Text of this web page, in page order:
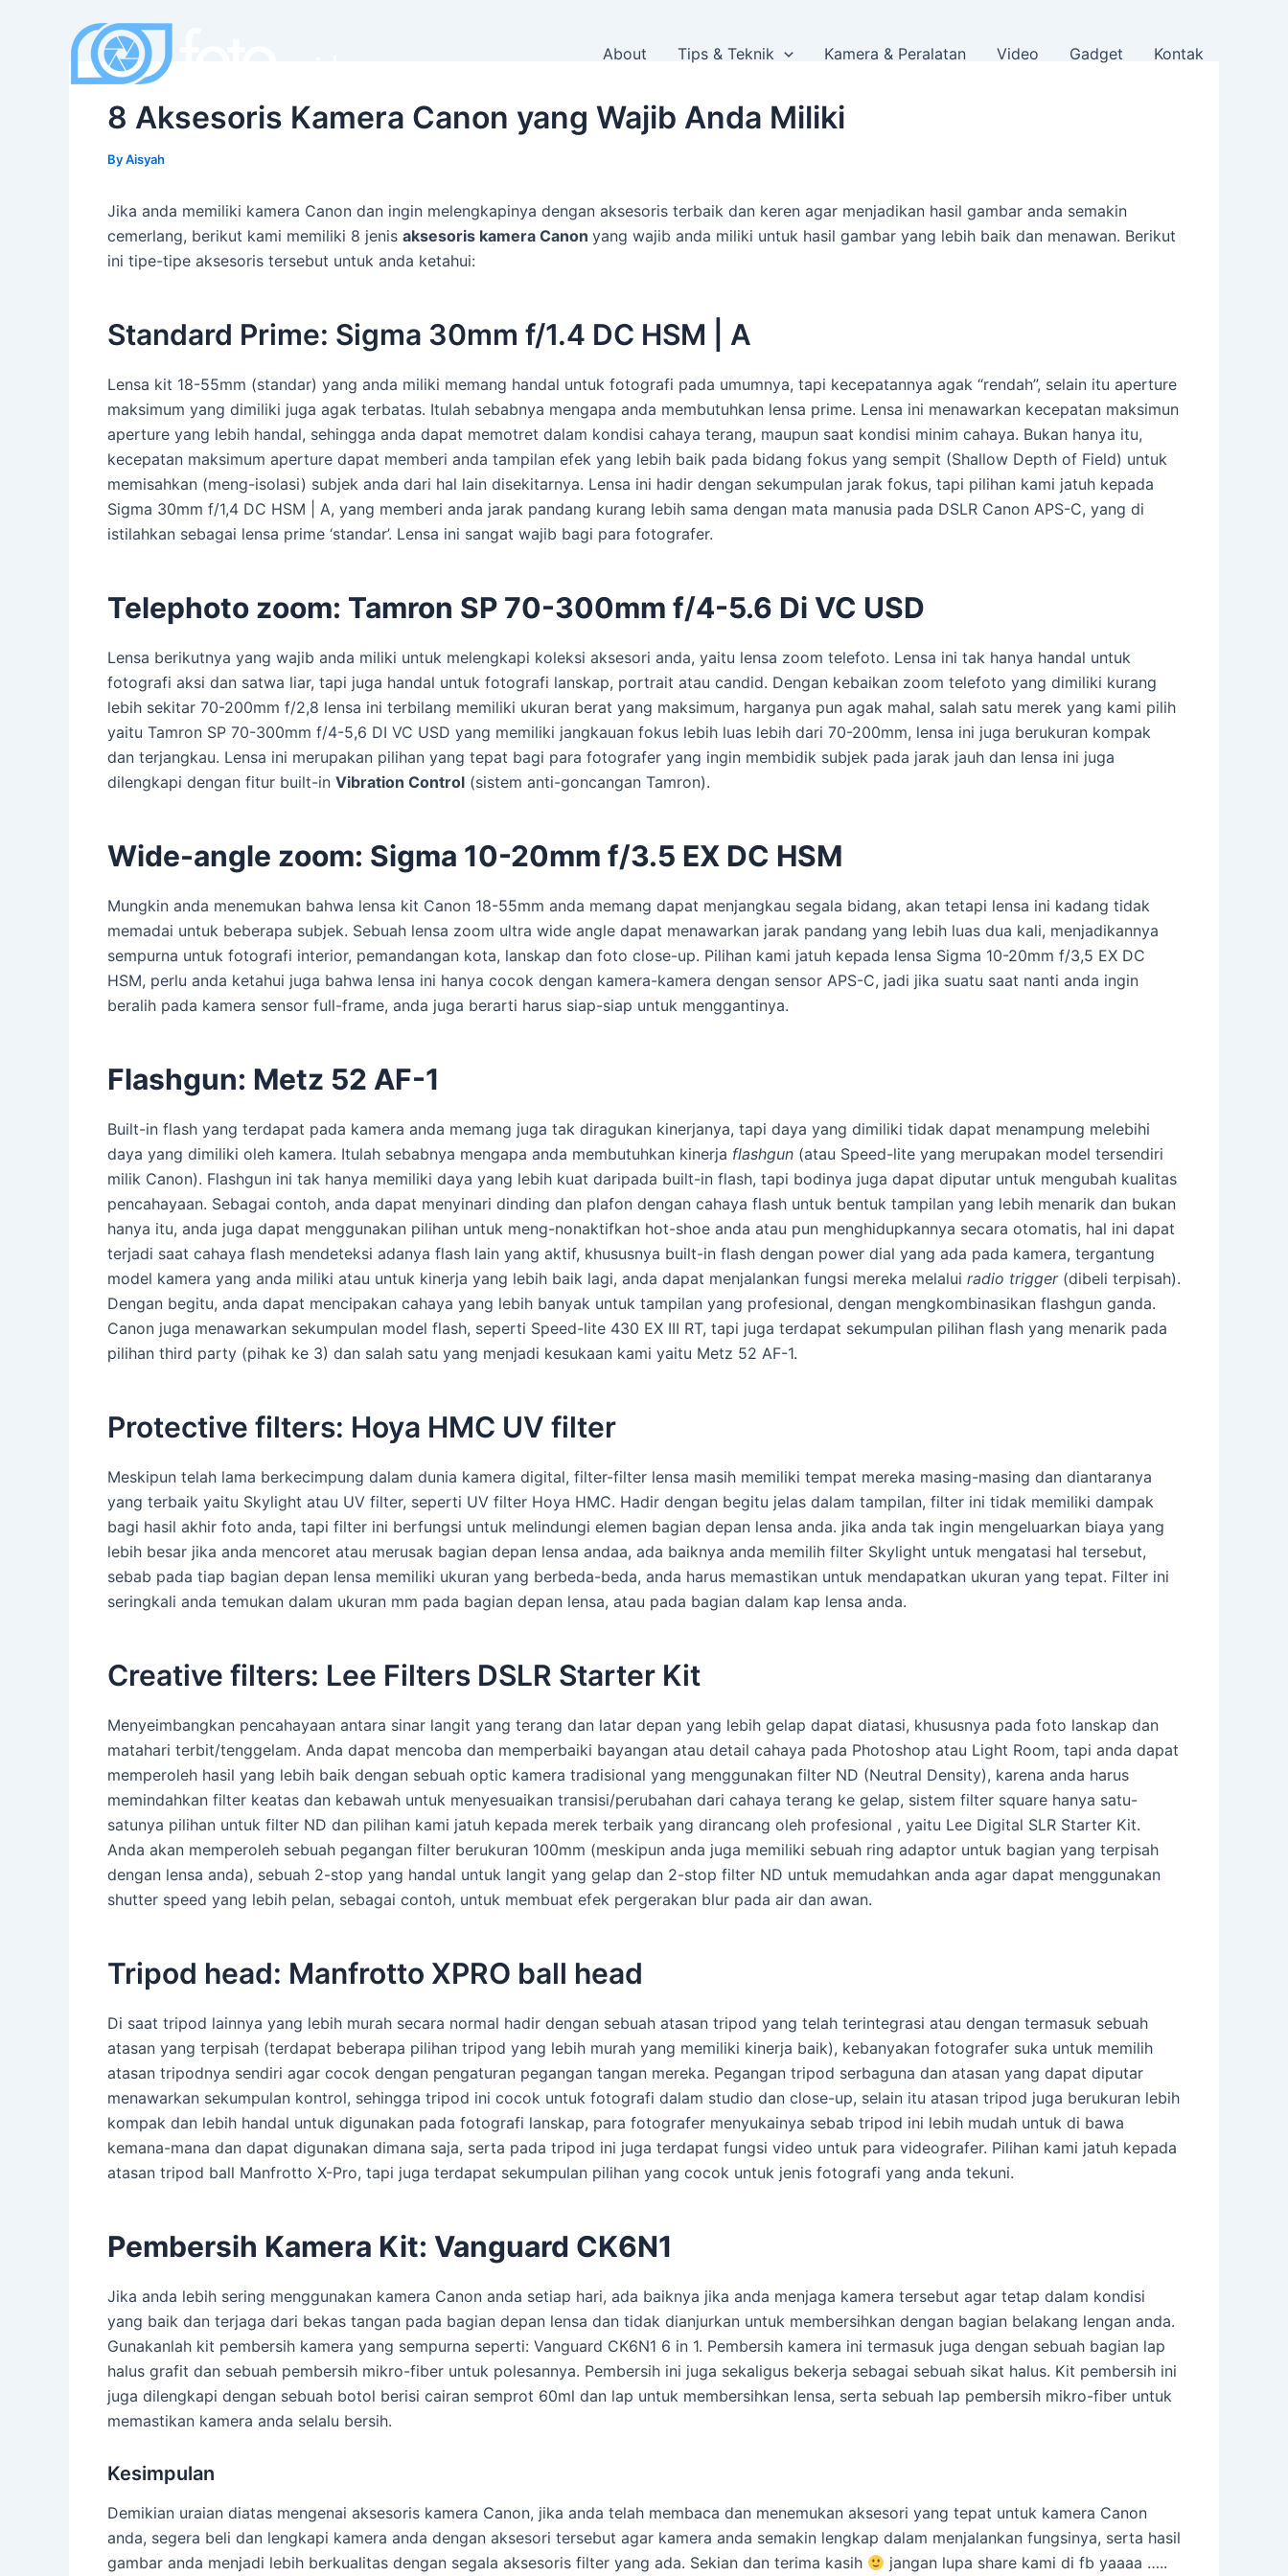
About Tips & Teknik Kamera & Peralatan Video Gadget Kontak
8 Aksesoris Kamera Canon yang Wajib Anda Miliki
ByAisyah
Jika anda memiliki kamera Canon dan ingin melengkapinya dengan aksesoris terbaik dan keren agar menjadikan hasil gambar anda semakin
cemerlang, berikut kami memiliki 8 jenis aksesoris kamera Canon yang wajib anda miliki untuk hasil gambar yang lebih baik dan menawan. Berikut
ini tipe-tipe aksesoris tersebut untuk anda ketahui:
Standard Prime: Sigma 30mm f/1.4 DC HSM | A
Lensa kit 18-55mm (standar) yang anda miliki memang handal untuk fotografi pada umumnya, tapi kecepatannya agak “rendah”, selain itu aperture
maksimum yang dimiliki juga agak terbatas. Itulah sebabnya mengapa anda membutuhkan lensa prime. Lensa ini menawarkan kecepatan maksimun
aperture yang lebih handal, sehingga anda dapat memotret dalam kondisi cahaya terang, maupun saat kondisi minim cahaya. Bukan hanya itu,
kecepatan maksimum aperture dapat memberi anda tampilan efek yang lebih baik pada bidang fokus yang sempit (Shallow Depth of Field) untuk
memisahkan (meng-isolasi) subjek anda dari hal lain disekitarnya. Lensa ini hadir dengan sekumpulan jarak fokus, tapi pilihan kami jatuh kepada
Sigma 30mm f/1,4 DC HSM | A, yang memberi anda jarak pandang kurang lebih sama dengan mata manusia pada DSLR Canon APS-C, yang di
istilahkan sebagai lensa prime ‘standar’. Lensa ini sangat wajib bagi para fotografer.
Telephoto zoom: Tamron SP 70-300mm f/4-5.6 Di VC USD
Lensa berikutnya yang wajib anda miliki untuk melengkapi koleksi aksesori anda, yaitu lensa zoom telefoto. Lensa ini tak hanya handal untuk
fotografi aksi dan satwa liar, tapi juga handal untuk fotografi lanskap, portrait atau candid. Dengan kebaikan zoom telefoto yang dimiliki kurang
lebih sekitar 70-200mm f/2,8 lensa ini terbilang memiliki ukuran berat yang maksimum, harganya pun agak mahal, salah satu merek yang kami pilih
yaitu Tamron SP 70-300mm f/4-5,6 DI VC USD yang memiliki jangkauan fokus lebih luas lebih dari 70-200mm, lensa ini juga berukuran kompak
dan terjangkau. Lensa ini merupakan pilihan yang tepat bagi para fotografer yang ingin membidik subjek pada jarak jauh dan lensa ini juga
dilengkapi dengan fitur built-in Vibration Control (sistem anti-goncangan Tamron).
Wide-angle zoom: Sigma 10-20mm f/3.5 EX DC HSM
Mungkin anda menemukan bahwa lensa kit Canon 18-55mm anda memang dapat menjangkau segala bidang, akan tetapi lensa ini kadang tidak
memadai untuk beberapa subjek. Sebuah lensa zoom ultra wide angle dapat menawarkan jarak pandang yang lebih luas dua kali, menjadikannya
sempurna untuk fotografi interior, pemandangan kota, lanskap dan foto close-up. Pilihan kami jatuh kepada lensa Sigma 10-20mm f/3,5 EX DC
HSM, perlu anda ketahui juga bahwa lensa ini hanya cocok dengan kamera-kamera dengan sensor APS-C, jadi jika suatu saat nanti anda ingin
beralih pada kamera sensor full-frame, anda juga berarti harus siap-siap untuk menggantinya.
Flashgun: Metz 52 AF-1
Built-in flash yang terdapat pada kamera anda memang juga tak diragukan kinerjanya, tapi daya yang dimiliki tidak dapat menampung melebihi
daya yang dimiliki oleh kamera. Itulah sebabnya mengapa anda membutuhkan kinerja flashgun (atau Speed-lite yang merupakan model tersendiri
milik Canon). Flashgun ini tak hanya memiliki daya yang lebih kuat daripada built-in flash, tapi bodinya juga dapat diputar untuk mengubah kualitas
pencahayaan. Sebagai contoh, anda dapat menyinari dinding dan plafon dengan cahaya flash untuk bentuk tampilan yang lebih menarik dan bukan
hanya itu, anda juga dapat menggunakan pilihan untuk meng-nonaktifkan hot-shoe anda atau pun menghidupkannya secara otomatis, hal ini dapat
terjadi saat cahaya flash mendeteksi adanya flash lain yang aktif, khususnya built-in flash dengan power dial yang ada pada kamera, tergantung
model kamera yang anda miliki atau untuk kinerja yang lebih baik lagi, anda dapat menjalankan fungsi mereka melalui radio trigger (dibeli terpisah).
Dengan begitu, anda dapat mencipakan cahaya yang lebih banyak untuk tampilan yang profesional, dengan mengkombinasikan flashgun ganda.
Canon juga menawarkan sekumpulan model flash, seperti Speed-lite 430 EX III RT, tapi juga terdapat sekumpulan pilihan flash yang menarik pada
pilihan third party (pihak ke 3) dan salah satu yang menjadi kesukaan kami yaitu Metz 52 AF-1.
Protective filters: Hoya HMC UV filter
Meskipun telah lama berkecimpung dalam dunia kamera digital, filter-filter lensa masih memiliki tempat mereka masing-masing dan diantaranya
yang terbaik yaitu Skylight atau UV filter, seperti UV filter Hoya HMC. Hadir dengan begitu jelas dalam tampilan, filter ini tidak memiliki dampak
bagi hasil akhir foto anda, tapi filter ini berfungsi untuk melindungi elemen bagian depan lensa anda. jika anda tak ingin mengeluarkan biaya yang
lebih besar jika anda mencoret atau merusak bagian depan lensa andaa, ada baiknya anda memilih filter Skylight untuk mengatasi hal tersebut,
sebab pada tiap bagian depan lensa memiliki ukuran yang berbeda-beda, anda harus memastikan untuk mendapatkan ukuran yang tepat. Filter ini
seringkali anda temukan dalam ukuran mm pada bagian depan lensa, atau pada bagian dalam kap lensa anda.
Creative filters: Lee Filters DSLR Starter Kit
Menyeimbangkan pencahayaan antara sinar langit yang terang dan latar depan yang lebih gelap dapat diatasi, khususnya pada foto lanskap dan
matahari terbit/tenggelam. Anda dapat mencoba dan memperbaiki bayangan atau detail cahaya pada Photoshop atau Light Room, tapi anda dapat
memperoleh hasil yang lebih baik dengan sebuah optic kamera tradisional yang menggunakan filter ND (Neutral Density), karena anda harus
memindahkan filter keatas dan kebawah untuk menyesuaikan transisi/perubahan dari cahaya terang ke gelap, sistem filter square hanya satu-
satunya pilihan untuk filter ND dan pilihan kami jatuh kepada merek terbaik yang dirancang oleh profesional , yaitu Lee Digital SLR Starter Kit.
Anda akan memperoleh sebuah pegangan filter berukuran 100mm (meskipun anda juga memiliki sebuah ring adaptor untuk bagian yang terpisah
dengan lensa anda), sebuah 2-stop yang handal untuk langit yang gelap dan 2-stop filter ND untuk memudahkan anda agar dapat menggunakan
shutter speed yang lebih pelan, sebagai contoh, untuk membuat efek pergerakan blur pada air dan awan.
Tripod head: Manfrotto XPRO ball head
Di saat tripod lainnya yang lebih murah secara normal hadir dengan sebuah atasan tripod yang telah terintegrasi atau dengan termasuk sebuah
atasan yang terpisah (terdapat beberapa pilihan tripod yang lebih murah yang memiliki kinerja baik), kebanyakan fotografer suka untuk memilih
atasan tripodnya sendiri agar cocok dengan pengaturan pegangan tangan mereka. Pegangan tripod serbaguna dan atasan yang dapat diputar
menawarkan sekumpulan kontrol, sehingga tripod ini cocok untuk fotografi dalam studio dan close-up, selain itu atasan tripod juga berukuran lebih
kompak dan lebih handal untuk digunakan pada fotografi lanskap, para fotografer menyukainya sebab tripod ini lebih mudah untuk di bawa
kemana-mana dan dapat digunakan dimana saja, serta pada tripod ini juga terdapat fungsi video untuk para videografer. Pilihan kami jatuh kepada
atasan tripod ball Manfrotto X-Pro, tapi juga terdapat sekumpulan pilihan yang cocok untuk jenis fotografi yang anda tekuni.
Pembersih Kamera Kit: Vanguard CK6N1
Jika anda lebih sering menggunakan kamera Canon anda setiap hari, ada baiknya jika anda menjaga kamera tersebut agar tetap dalam kondisi
yang baik dan terjaga dari bekas tangan pada bagian depan lensa dan tidak dianjurkan untuk membersihkan dengan bagian belakang lengan anda.
Gunakanlah kit pembersih kamera yang sempurna seperti: Vanguard CK6N1 6 in 1. Pembersih kamera ini termasuk juga dengan sebuah bagian lap
halus grafit dan sebuah pembersih mikro-fiber untuk polesannya. Pembersih ini juga sekaligus bekerja sebagai sebuah sikat halus. Kit pembersih ini
juga dilengkapi dengan sebuah botol berisi cairan semprot 60ml dan lap untuk membersihkan lensa, serta sebuah lap pembersih mikro-fiber untuk
memastikan kamera anda selalu bersih.
Kesimpulan
Demikian uraian diatas mengenai aksesoris kamera Canon, jika anda telah membaca dan menemukan aksesori yang tepat untuk kamera Canon
anda, segera beli dan lengkapi kamera anda dengan aksesori tersebut agar kamera anda semakin lengkap dalam menjalankan fungsinya, serta hasil
gambar anda menjadi lebih berkualitas dengan segala aksesoris filter yang ada. Sekian dan terima kasih
jangan lupa share kami di fb yaaaa …..